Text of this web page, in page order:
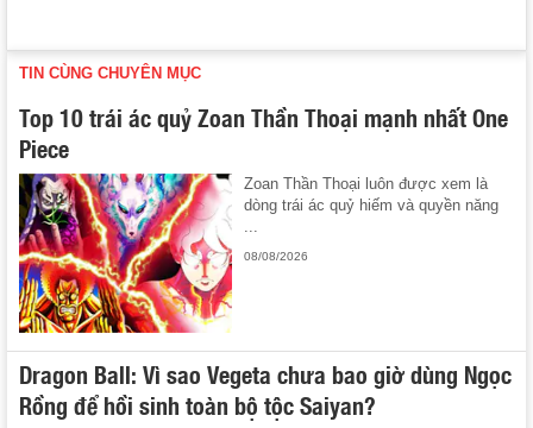
TIN CÙNG CHUYÊN MỤC
Top 10 trái ác quỷ Zoan Thần Thoại mạnh nhất One
Piece
Zoan Thần Thoại luôn được xem là
dòng trái ác quỷ hiếm và quyền năng
08/08/2026
Dragon Ball: Vì sao Vegeta chưa bao giờ dùng Ngọc
Rồng để hồi sinh toàn bộ tộc Saiyan?